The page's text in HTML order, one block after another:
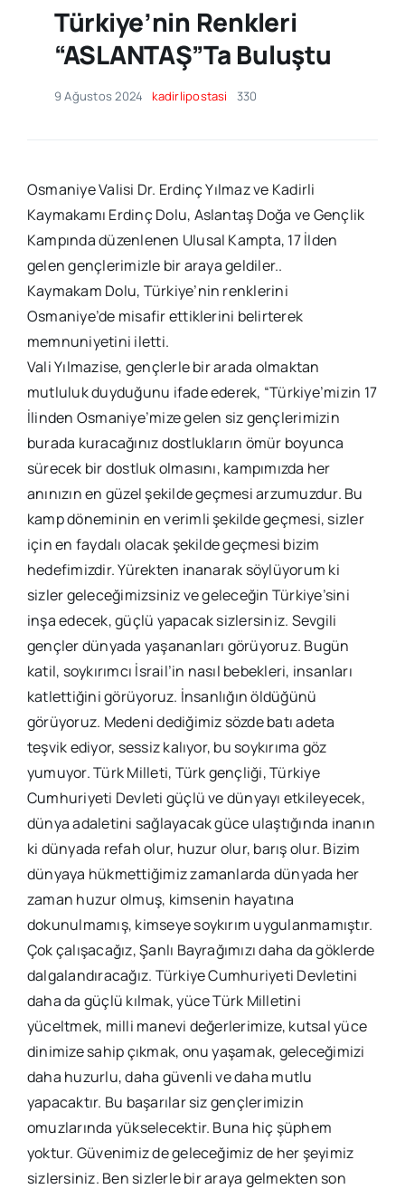
Türkiye’nin Renkleri
“ASLANTAŞ”ta Buluştu
9 Ağustos 2024 kadirlipostasi 330
Osmaniye Valisi Dr. Erdinç Yılmaz ve Kadirli
Kaymakamı Erdinç Dolu, Aslantaş Doğa ve Gençlik
Kampında düzenlenen Ulusal Kampta, 17 İlden
gelen gençlerimizle bir araya geldiler..
Kaymakam Dolu, Türkiye’nin renklerini
Osmaniye’de misafir ettiklerini belirterek
memnuniyetini iletti.
Vali Yılmazise, gençlerle bir arada olmaktan
mutluluk duyduğunu ifade ederek, “Türkiye’mizin 17
İlinden Osmaniye’mize gelen siz gençlerimizin
burada kuracağınız dostlukların ömür boyunca
sürecek bir dostluk olmasını, kampımızda her
anınızın en güzel şekilde geçmesi arzumuzdur. Bu
kamp döneminin en verimli şekilde geçmesi, sizler
için en faydalı olacak şekilde geçmesi bizim
hedefimizdir. Yürekten inanarak söylüyorum ki
sizler geleceğimizsiniz ve geleceğin Türkiye’sini
inşa edecek, güçlü yapacak sizlersiniz. Sevgili
gençler dünyada yaşananları görüyoruz. Bugün
katil, soykırımcı İsrail’in nasıl bebekleri, insanları
katlettiğini görüyoruz. İnsanlığın öldüğünü
görüyoruz. Medeni dediğimiz sözde batı adeta
teşvik ediyor, sessiz kalıyor, bu soykırıma göz
yumuyor. Türk Milleti, Türk gençliği, Türkiye
Cumhuriyeti Devleti güçlü ve dünyayı etkileyecek,
dünya adaletini sağlayacak güce ulaştığında inanın
ki dünyada refah olur, huzur olur, barış olur. Bizim
dünyaya hükmettiğimiz zamanlarda dünyada her
zaman huzur olmuş, kimsenin hayatına
dokunulmamış, kimseye soykırım uygulanmamıştır.
Çok çalışacağız, Şanlı Bayrağımızı daha da göklerde
dalgalandıracağız. Türkiye Cumhuriyeti Devletini
daha da güçlü kılmak, yüce Türk Milletini
yüceltmek, milli manevi değerlerimize, kutsal yüce
dinimize sahip çıkmak, onu yaşamak, geleceğimizi
daha huzurlu, daha güvenli ve daha mutlu
yapacaktır. Bu başarılar siz gençlerimizin
omuzlarında yükselecektir. Buna hiç şüphem
yoktur. Güvenimiz de geleceğimiz de her şeyimiz
sizlersiniz. Ben sizlerle bir araya gelmekten son